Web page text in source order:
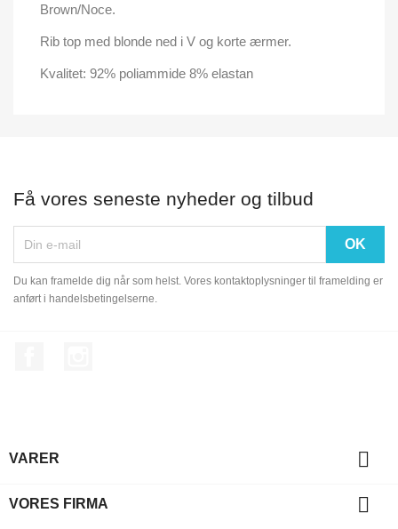
Brown/Noce.
Rib top med blonde ned i V og korte ærmer.
Kvalitet: 92% poliammide 8% elastan
Få vores seneste nyheder og tilbud
Du kan framelde dig når som helst. Vores kontaktoplysninger til framelding er
anført i handelsbetingelserne.
VARER 
VORES FIRMA 